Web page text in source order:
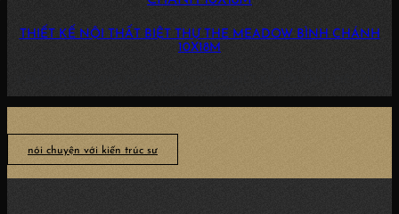
THIẾT KẾ NỘI THẤT BIỆT THỰ THE MEADOW BÌNH CHÁNH
10X18M
nói chuyện với kiến trúc sư